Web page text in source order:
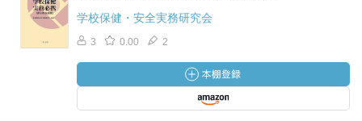
学校保健・安全実務研究会
3 0.00 2